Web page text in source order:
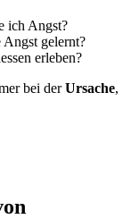
ich Angst?
Angst gelernt?
erleben?
bei derUrsache,